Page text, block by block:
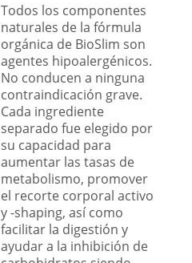
Todos los componentes
naturales de la fórmula
orgánica de BioSlim son
agentes hipoalergénicos.
No conducen a ninguna
contraindicación grave.
Cada ingrediente
separado fue elegido por
su capacidad para
aumentar las tasas de
metabolismo, promover
el recorte corporal activo
y -shaping, así como
facilitar la digestión y
ayudar a la inhibición de